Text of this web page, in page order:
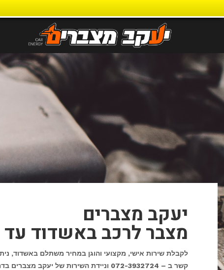
יעקב מצברים
מצבר לרכב באשדוד
לקבלת שירות אישי, מקצועי והוגן במחיר משתלם באשדוד,
קשר ב – 072-3932724 וניידת השירות של יעקב מצברים בדרך אליך.